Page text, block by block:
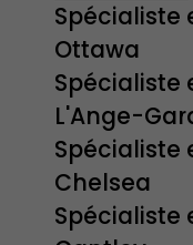
Spécialiste
Ottawa
Spécialiste
L'Ange-
Spécialiste
Chelsea
Spécialiste